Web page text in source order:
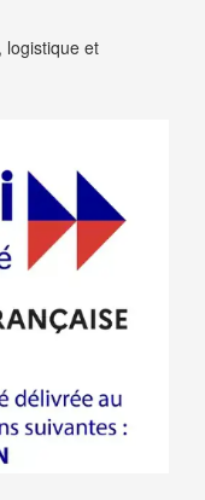
logistique et